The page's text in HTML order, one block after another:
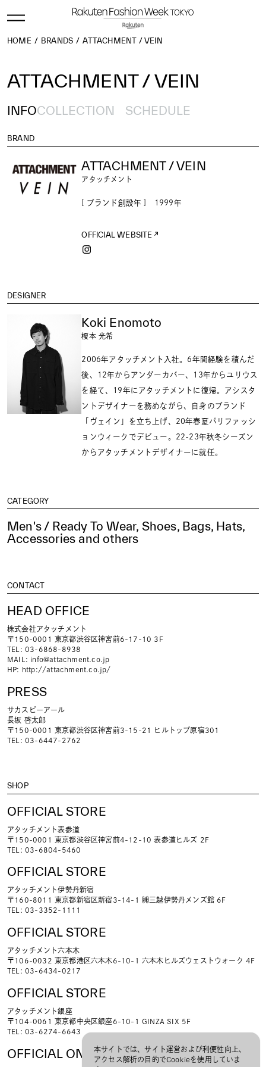
HOME BRANDS ATTACHMENT / VEIN
ATTACHMENT / VEIN
INFOCOLLECTION SCHEDULE
BRAND
ATTACHMENT / VEIN
アタッチメント
[ ブランド創設年 ] 1999年
OFFICIAL WEBSITE
DESIGNER
Koki Enomoto
榎本 光希
2006年アタッチメント入社。6年間経験を積んだ
後、12年からアンダーカバー、13年からユリウス
を経て、19年にアタッチメントに復帰。アシスタ
ントデザイナーを務めながら、自身のブランド
「ヴェイン」を立ち上げ、20年春夏パリファッシ
ョンウィークでデビュー。22-23年秋冬シーズン
からアタッチメントデザイナーに就任。
CATEGORY
Men's / Ready To Wear, Shoes, Bags, Hats,
Accessories and others
CONTACT
HEAD OFFICE
株式会社アタッチメント
〒150-0001 東京都渋谷区神宮前6-17-10 3F
TEL: 03-6868-8938
MAIL: info@attachment.co.jp
HP: http://attachment.co.jp/
PRESS
サカスピーアール
長坂 啓太郎
〒150-0001 東京都渋谷区神宮前3-15-21 ヒルトップ原宿301
TEL: 03-6447-2762
SHOP
OFFICIAL STORE
アタッチメント表参道
〒150-0001 東京都渋谷区神宮前4-12-10 表参道ヒルズ 2F
TEL: 03-6804-5460
OFFICIAL STORE
アタッチメント伊勢丹新宿
〒160-8011 東京都新宿区新宿3-14-1 ㈱三越伊勢丹メンズ館 6F
TEL: 03-3352-1111
OFFICIAL STORE
アタッチメント六本木
〒106-0032 東京都港区六本木6-10-1 六本木ヒルズウェストウォーク 4F
TEL: 03-6434-0217
OFFICIAL STORE
アタッチメント銀座
〒104-0061 東京都中央区銀座6-10-1 GINZA SIX 5F
TEL: 03-6274-6643
OFFICIAL ONLINE STORE本サイトでは、サイト運営および利便性向上、
アクセス解析の目的でCookieを使用していま